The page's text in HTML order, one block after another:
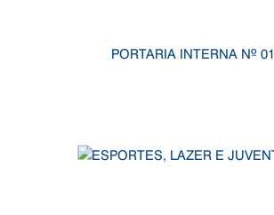
PORTARIA INTERNA Nº 01